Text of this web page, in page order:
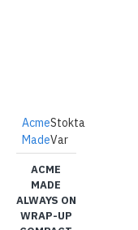
Acme
Made
Stokta
Var
ACME
MADE
ALWAYS ON
WRAP-UP